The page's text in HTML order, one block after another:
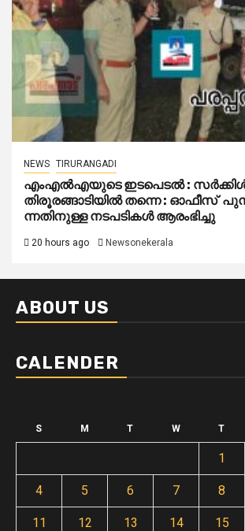
NEWS TIRURANGADI
എംഎൽഎയുടെ ഇടപെടൽ :
തിരൂരങ്ങാടിയിൽ തന്നെ : ഓഫീസ്
ന്നതിനുള്ള നടപടികൾ ആരംഭിച്ചു
20 hours ago Newsonekerala
ABOUT US
CALENDER
S M T W T
1
4 5 6 7 8
11 12 13 14 15